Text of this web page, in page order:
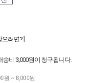
려면? ]
송비 3,000원이 청구됩니다.
원 ~ 8,000원